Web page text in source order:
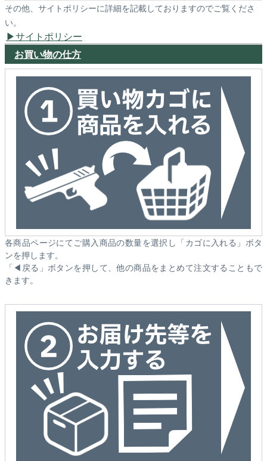
その他、サイトポリシーに詳細を記載しておりますのでご覧くださ
い。
サイトポリシー
お買い物の仕方
各商品ページにてご購入商品の数量を選択し「カゴに入れる」ボタ
ンを押します。
「◀戻る」ボタンを押して、他の商品をまとめて注文することもで
きます。